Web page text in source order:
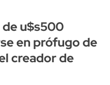
u$s500
en prófugo de
creador de